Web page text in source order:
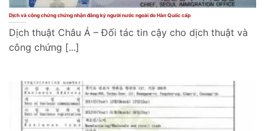
Dịch và công chứng chứng nhận đăng ký người nước ngoài do Hàn Quốc cấp
Dịch thuật Châu Á – Đối tác tin cậy cho dịch thuật và
công chứng [...]